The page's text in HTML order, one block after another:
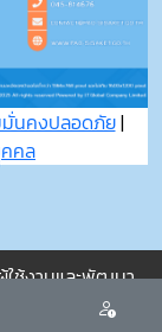
มั่นคงปลอดภัย|
คล
ใช้งานและพัฒนา